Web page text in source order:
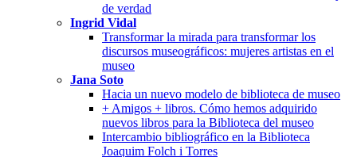
de verdad
Ingrid Vidal
Transformar la mirada para transformar los
discursos museográficos: mujeres artistas en el
museo
Jana Soto
Hacia un nuevo modelo de biblioteca de museo
+ Amigos + libros. Cómo hemos adquirido
nuevos libros para la Biblioteca del museo
Intercambio bibliográfico en la Biblioteca
Joaquim Folch i Torres